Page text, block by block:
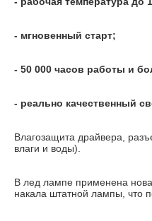
- мгновенный старт;
- 50 000 часов работы и
- реально качественный
Влагозащита драйвера,
влаги и воды).
В лед лампе применена
накала штатной лампы, что